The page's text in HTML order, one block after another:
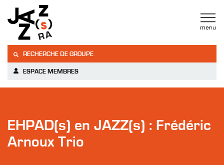
RECHERCHE DE GROUPE
ESPACE MEMBRES
EHPAD(s) en JAZZ(s) : Frédéric
Arnoux Trio